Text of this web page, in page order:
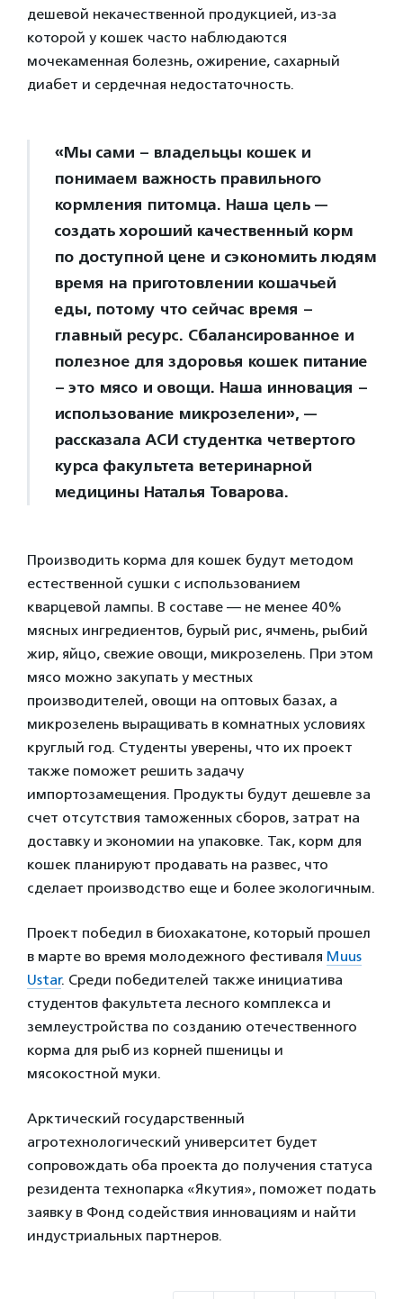
дешевой некачественной продукцией, из-за
которой у кошек часто наблюдаются
мочекаменная болезнь, ожирение, сахарный
диабет и сердечная недостаточность.
«Мы сами – владельцы кошек и
понимаем важность правильного
кормления питомца. Наша цель —
создать хороший качественный корм
по доступной цене и сэкономить людям
время на приготовлении кошачьей
еды, потому что сейчас время –
главный ресурс. Сбалансированное и
полезное для здоровья кошек питание
– это мясо и овощи. Наша инновация –
использование микрозелени», —
рассказала АСИ студентка четвертого
курса факультета ветеринарной
медицины Наталья Товарова.
Производить корма для кошек будут методом
естественной сушки с использованием
кварцевой лампы. В составе — не менее 40%
мясных ингредиентов, бурый рис, ячмень, рыбий
жир, яйцо, свежие овощи, микрозелень. При этом
мясо можно закупать у местных
производителей, овощи на оптовых базах, а
микрозелень выращивать в комнатных условиях
круглый год. Студенты уверены, что их проект
также поможет решить задачу
импортозамещения. Продукты будут дешевле за
счет отсутствия таможенных сборов, затрат на
доставку и экономии на упаковке. Так, корм для
кошек планируют продавать на развес, что
сделает производство еще и более экологичным.
Проект победил в биохакатоне, который прошел
в марте во время молодежного фестиваля Muus
Ustar. Среди победителей также инициатива
студентов факультета лесного комплекса и
землеустройства по созданию отечественного
корма для рыб из корней пшеницы и
мясокостной муки.
Арктический государственный
агротехнологический университет будет
сопровождать оба проекта до получения статуса
резидента технопарка «Якутия», поможет подать
заявку в Фонд содействия инновациям и найти
индустриальных партнеров.